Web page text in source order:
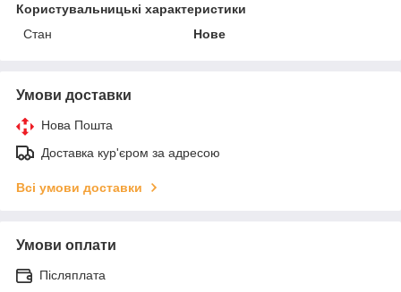
Користувальницькі характеристики
Стан
Нове
Умови доставки
Нова Пошта
Доставка кур'єром за адресою
Всі умови доставки
Умови оплати
Післяплата